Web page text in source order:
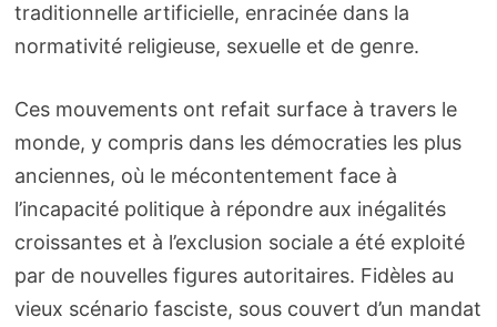
traditionnelle artificielle, enracinée dans la
normativité religieuse, sexuelle et de genre.
Ces mouvements ont refait surface à travers le
monde, y compris dans les démocraties les plus
anciennes, où le mécontentement face à
l’incapacité politique à répondre aux inégalités
croissantes et à l’exclusion sociale a été exploité
par de nouvelles figures autoritaires. Fidèles au
vieux scénario fasciste, sous couvert d’un mandat